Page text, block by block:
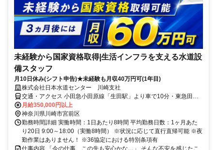
未経験から国家資格取得|生活インフラを支える水道設
備スタッフ
月10日休み(シフト申告)★未経験も月収40万円可(1年目)
株式会社日本水道センター 川崎支社
交通・アクセス 小田急小田原線「生田駅」より車で10分・東急田園
都市線「たまプラーザ駅」より車で13分 ＊社用車貸与(通勤利用可/ガ
ソリン代は会社負担)、マイカー・原付通勤可、直行直帰OK！
月給350,000円以上
神奈川県川崎市宮前区
勤務時間詳細 実働時間：1日あたり8時間 平均勤務日数：1ヶ月あた
り20日 9:00～18:00（実働8時間） ※状況に応じて直行直帰可能 ※夜
勤作業はありません！ ※36協定における特別条項有
仕事内容 「今の仕事、この先も安心かな…」 そんな不安を感じたこ